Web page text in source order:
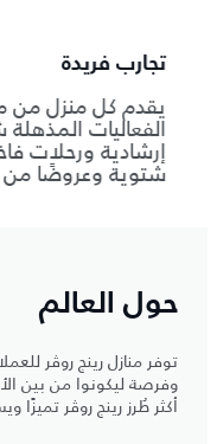
تجارب فريدة
يقدم كل منزل من
الفعاليات
إرشادية ورحلات
شتوية وعروضًا
حول العالم
توفر منازل رينج روڤر
وفرصة ليكونوا من بين
أكثر طُرز رينج روڤر تميزًا